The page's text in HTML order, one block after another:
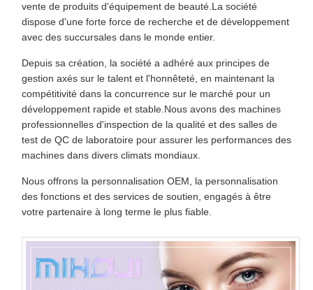
vente de produits d'équipement de beauté.La société
dispose d'une forte force de recherche et de développement
avec des succursales dans le monde entier.
Depuis sa création, la société a adhéré aux principes de
gestion axés sur le talent et l'honnêteté, en maintenant la
compétitivité dans la concurrence sur le marché pour un
développement rapide et stable.Nous avons des machines
professionnelles d'inspection de la qualité et des salles de
test de QC de laboratoire pour assurer les performances des
machines dans divers climats mondiaux.
Nous offrons la personnalisation OEM, la personnalisation
des fonctions et des services de soutien, engagés à être
votre partenaire à long terme le plus fiable.